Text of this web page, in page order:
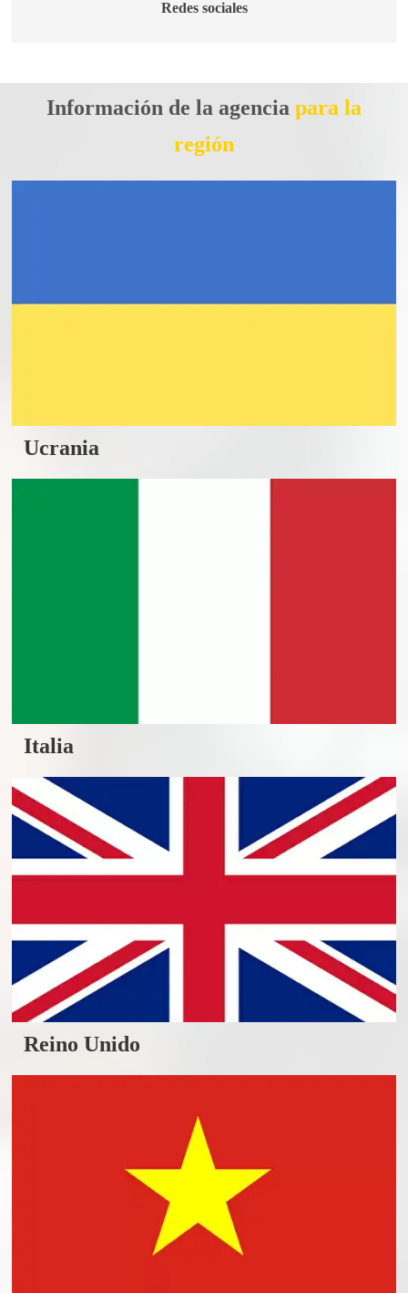
Redes sociales
Información de la agencia para la
región
Ucrania
Italia
Reino Unido